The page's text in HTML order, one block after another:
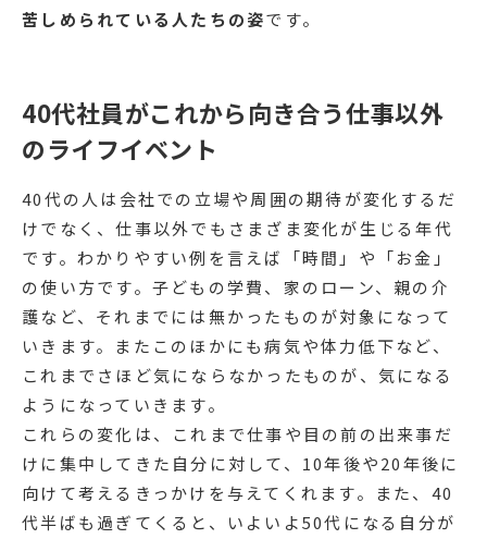
苦しめられている人たちの姿です。
40代社員がこれから向き合う仕事以外
のライフイベント
40代の人は会社での立場や周囲の期待が変化するだ
けでなく、仕事以外でもさまざま変化が生じる年代
です。わかりやすい例を言えば「時間」や「お金」
の使い方です。子どもの学費、家のローン、親の介
護など、それまでには無かったものが対象になって
いきます。またこのほかにも病気や体力低下など、
これまでさほど気にならなかったものが、気になる
ようになっていきます。
これらの変化は、これまで仕事や目の前の出来事だ
けに集中してきた自分に対して、10年後や20年後に
向けて考えるきっかけを与えてくれます。また、40
代半ばも過ぎてくると、いよいよ50代になる自分が